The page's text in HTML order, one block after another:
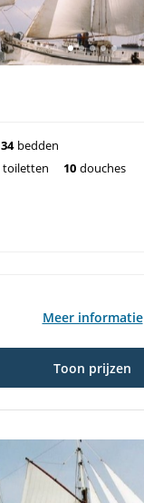
34 bedden
toiletten 10 douches
Meer informatie
Toon prijzen